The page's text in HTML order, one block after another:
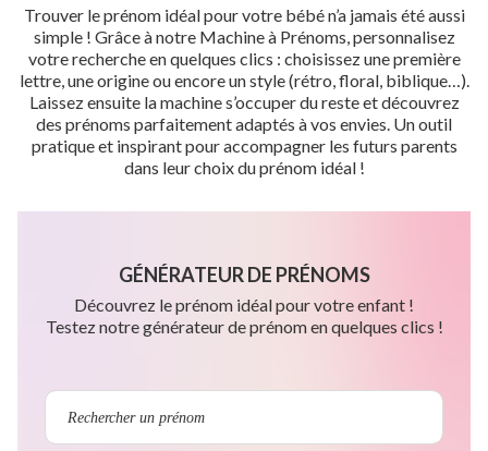
Trouver le prénom idéal pour votre bébé n’a jamais été aussi
simple ! Grâce à notre Machine à Prénoms, personnalisez
votre recherche en quelques clics : choisissez une première
lettre, une origine ou encore un style (rétro, floral, biblique…).
Laissez ensuite la machine s’occuper du reste et découvrez
des prénoms parfaitement adaptés à vos envies. Un outil
pratique et inspirant pour accompagner les futurs parents
dans leur choix du prénom idéal !
GÉNÉRATEUR DE PRÉNOMS
Découvrez le prénom idéal pour votre enfant !
Testez notre générateur de prénom en quelques clics !